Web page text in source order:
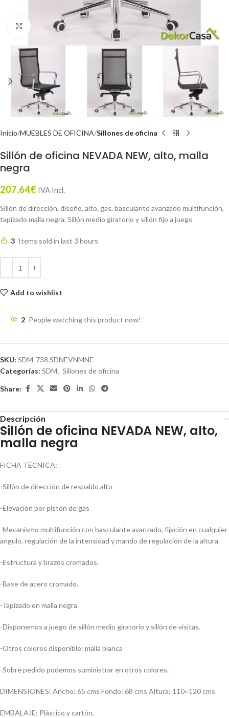
Click to enlarge
Inicio MUEBLES DE OFICINA Sillones de oficina
Sillón de oficina NEVADA NEW, alto, malla
negra
207,64€ IVA Incl.
Sillón de dirección, diseño, alto, gas, basculante avanzado multifunción,
tapizado malla negra. Sillón medio giratorio y sillón fijo a juego
3 Items sold in last 3 hours
Add to wishlist
2 People watching this product now!
SKU: SDM-738.SDNEVNMNE
Categorías: SDM, Sillones de oficina
Share:
Descripción
Sillón de oficina NEVADA NEW, alto,
malla negra
FICHA TÉCNICA:
-Sillón de dirección de respaldo alto
-Elevación por pistón de gas
-Mecanismo multifunción con basculante avanzado, fijación en cualquier
angulo, regulación de la intensidad y mando de regulación de la altura
-Estructura y brazos cromados.
-Base de acero cromado.
-Tapizado en malla negra
-Disponemos a juego de sillón medio giratorio y sillón de visitas.
-Otros colores disponible: malla blanca
-Sobre pedido podemos suministrar en otros colores.
DIMENSIONES: Ancho: 65 cms Fondo: 68 cms Altura: 110~120 cms
EMBALAJE: Plástico y cartón.